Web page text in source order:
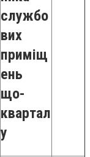
службо
вих
приміщ
ень
що-
квартал
у